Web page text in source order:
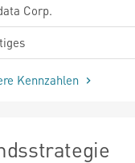
Corp.
Kennzahlen